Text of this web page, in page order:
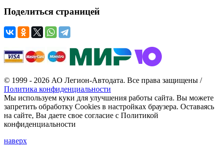
Поделиться страницей
© 1999 - 2026 АО Легион-Автодата. Все права защищены /
Политика конфиденциальности
Мы используем куки для улучшения работы сайта. Вы можете
запретить обработку Cookies в настройках браузера. Оставаясь
на сайте, Вы даете свое согласие с Политикой
конфиденциальности
наверх